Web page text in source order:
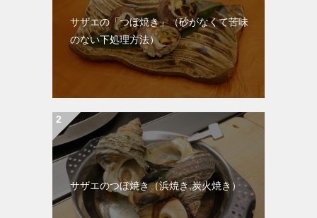
サザエの「つぼ焼き」（砂がなくて苦味
のない下処理方法）
サザエのつぼ焼き（浜焼き,炭火焼き）